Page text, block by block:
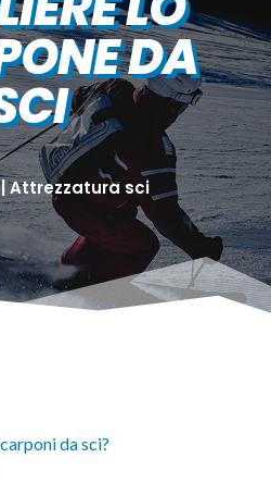
DA
Attrezzatura sci
da sci?